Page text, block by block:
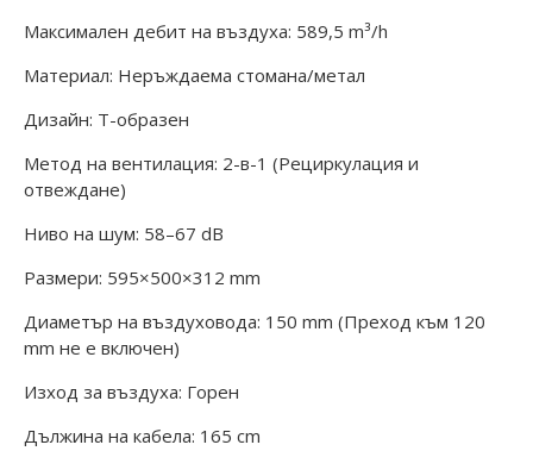
Максимален дебит на въздуха: 589,5 m³/h
Материал: Неръждаема стомана/метал
Дизайн: Т-образен
Метод на вентилация: 2-в-1 (Рециркулация и
отвеждане)
Ниво на шум: 58–67 dB
Размери: 595×500×312 mm
Диаметър на въздуховода: 150 mm (Преход към 120
mm не е включен)
Изход за въздуха: Горен
Дължина на кабела: 165 cm